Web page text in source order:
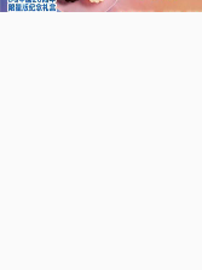
哈根达斯月饼-彩云追月